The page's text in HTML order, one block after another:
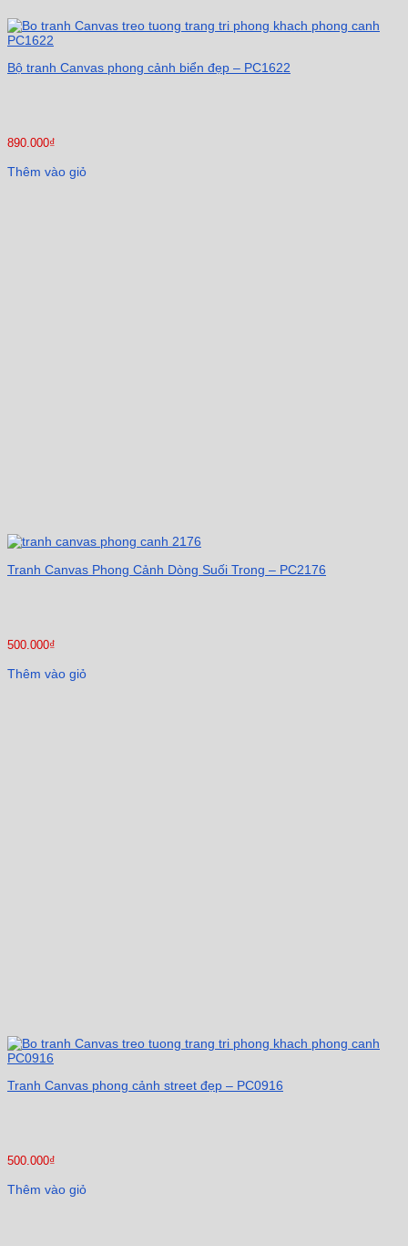
Bộ tranh Canvas phong cảnh biển đẹp – PC1622
890.000₫
Thêm vào giỏ
Tranh Canvas Phong Cảnh Dòng Suối Trong – PC2176
500.000₫
Thêm vào giỏ
Tranh Canvas phong cảnh street đẹp – PC0916
500.000₫
Thêm vào giỏ